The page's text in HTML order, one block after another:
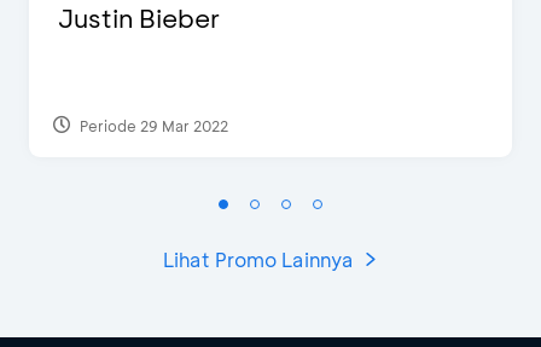
Justin Bieber
Periode 29 Mar 2022
Lihat Promo Lainnya